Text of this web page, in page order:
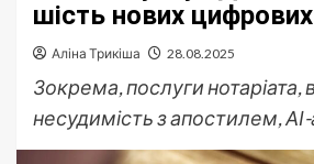
шість нових цифрових
Аліна Трикіша 28.08.2025
Зокрема, послуги нотаріата,
несудимість з апостилем,